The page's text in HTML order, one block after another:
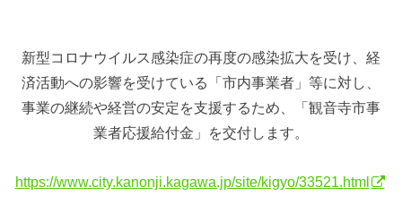
新型コロナウイルス感染症の再度の感染拡大を受け、経
済活動への影響を受けている「市内事業者」等に対し、
事業の継続や経営の安定を支援するため、「観音寺市事
業者応援給付金」を交付します。
https://www.city.kanonji.kagawa.jp/site/kigyo/33521.html